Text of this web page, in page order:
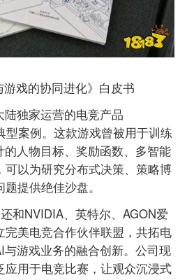
游戏的协同进化》白皮书
独家运营的电竞产品
型案例。这款游戏曾被用于训练
人物目标、奖励函数、多智能
以为研究分布式决策、策略博
提供绝佳沙盘。
和NVIDIA、英特尔、AGON爱
美电竞合作伙伴联盟，共拓电
游戏业务的融合创新。公司现
应用于电竞比赛，让观众沉浸式